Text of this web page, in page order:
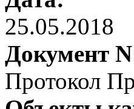
25.05.2018
Документ
Протокол